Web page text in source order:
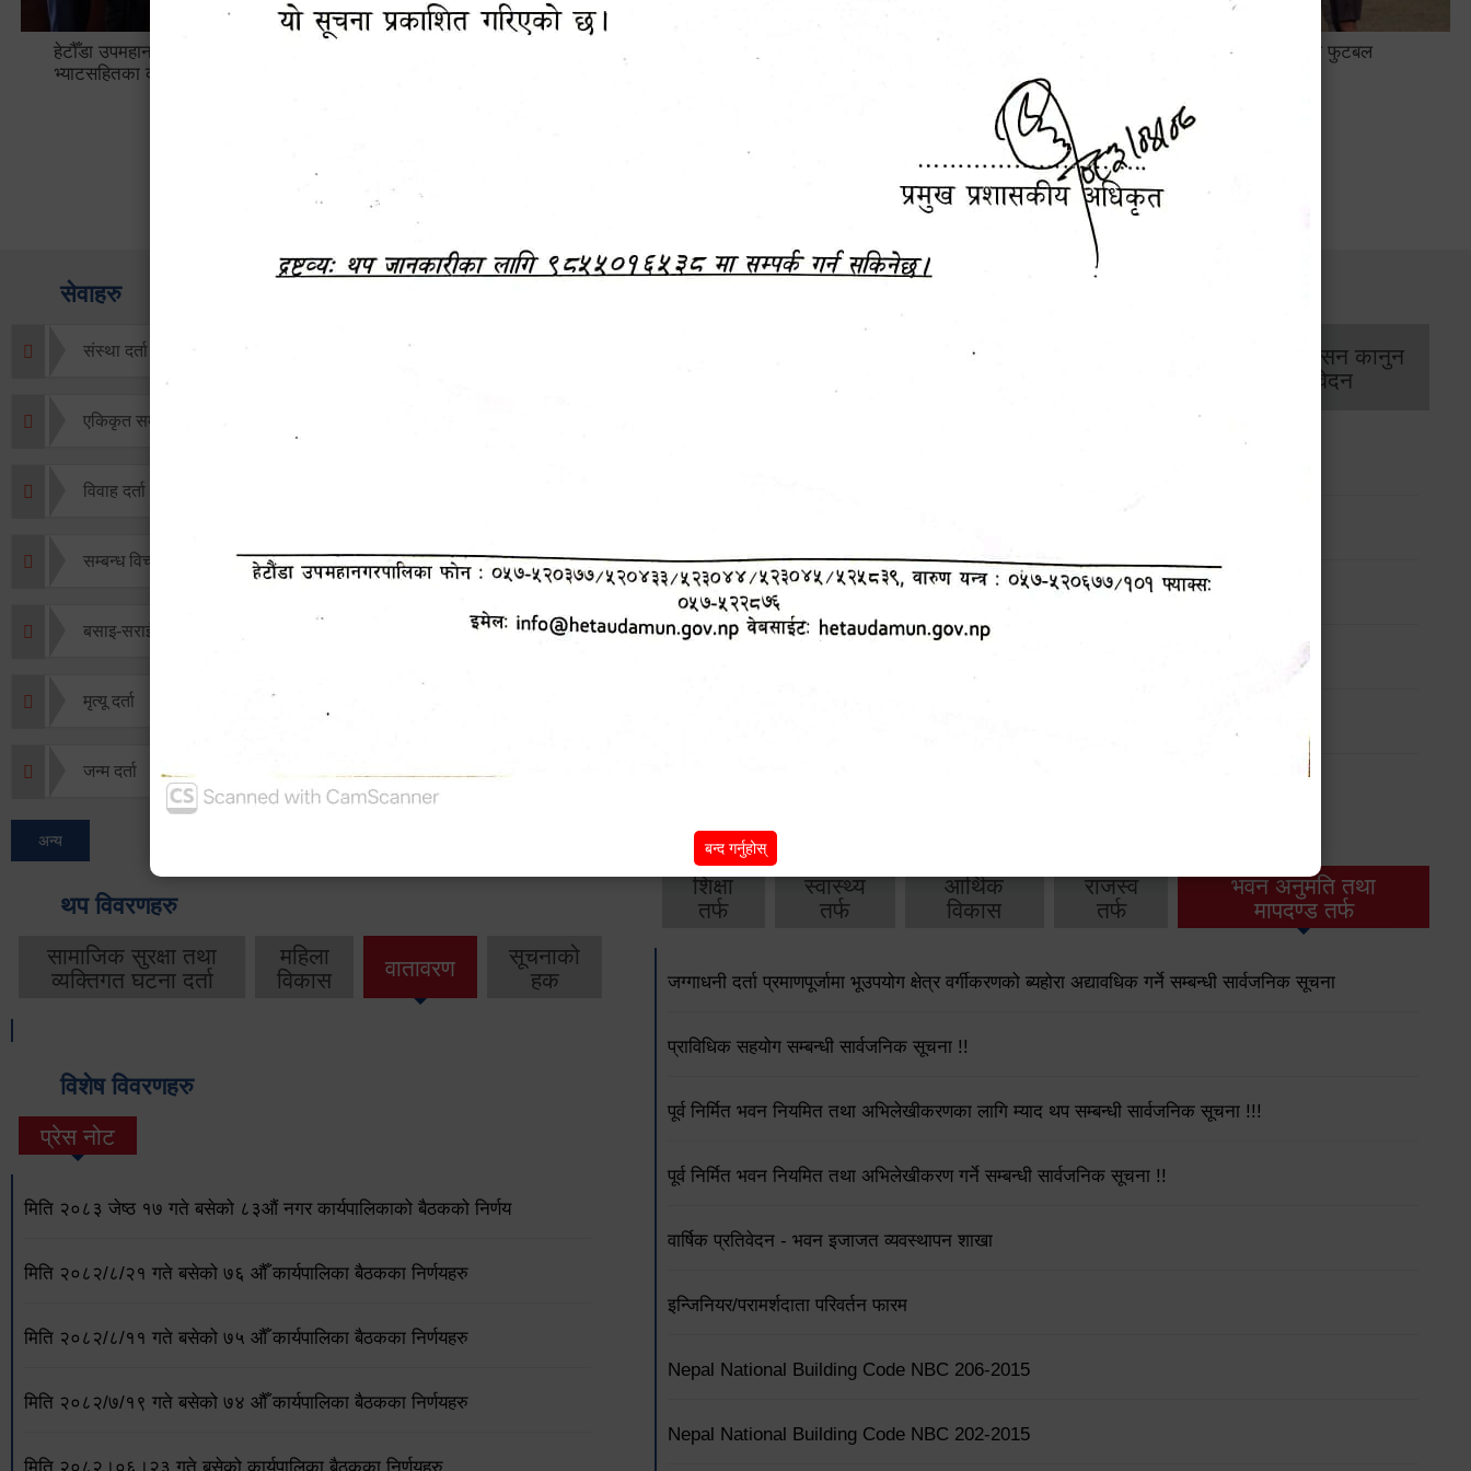
हेटौँडा उपमहानगरपालिकाबाटै प्यान र
भ्याटसहितका कर सेवा सम्बन्धी सूचना
हेटौंडामा जारी छैठौँ मेयर कप फुटबल
सेवाहरु
संस्था दर्ता सिफारिस
एकिकृत सम्पत्ति कर/घर जग्गा कर
विवाह दर्ता
सम्बन्ध विच्छेद दर्ता
बसाइ-सराई जाने/आउने दर्ता
मृत्यू दर्ता
जन्म दर्ता
अन्य
थप विवरणहरु
सामाजिक सुरक्षा तथा
व्यक्तिगत घटना दर्ता
महिला
विकास
वातावरण
सूचनाको
हक
विशेष विवरणहरु
प्रेस नोट
मिति २०८३ जेष्ठ १७ गते बसेको ८३औं नगर कार्यपालिकाको बैठकको निर्णय
मिति २०८२/८/२१ गते बसेको ७६ औँ कार्यपालिका बैठकका निर्णयहरु
मिति २०८२/८/११ गते बसेको ७५ औँ कार्यपालिका बैठकका निर्णयहरु
मिति २०८२/७/१९ गते बसेको ७४ औँ कार्यपालिका बैठकका निर्णयहरु
आर्थिक प्रशासन कानुन
/ प्रतिवेदन
आ.व. २०८१/०८२ को वार्षिक बजेट, नीति तथा कार्यक्रम
अन्य विवरणहरु
शिक्षा
तर्फ
स्वास्थ्य
तर्फ
आर्थिक
विकास
राजस्व
तर्फ
भवन अनुमति तथा
मापदण्ड तर्फ
जग्गाधनी दर्ता प्रमाणपूर्जामा भूउपयोग क्षेत्र वर्गीकरणको ब्यहोरा अद्यावधिक गर्ने सम्बन्धी सार्वजनिक सूचना
प्राविधिक सहयोग सम्बन्धी सार्वजनिक सूचना !!
पूर्व निर्मित भवन नियमित तथा अभिलेखीकरणका लागि म्याद थप सम्बन्धी सार्वजनिक सूचना !!!
पूर्व निर्मित भवन नियमित तथा अभिलेखीकरण गर्ने सम्बन्धी सार्वजनिक सूचना !!
वार्षिक प्रतिवेदन - भवन इजाजत व्यवस्थापन शाखा
इन्जिनियर/परामर्शदाता परिवर्तन फारम
Nepal National Building Code NBC 206-2015
Nepal National Building Code NBC 202-2015
बन्द गर्नुहोस्